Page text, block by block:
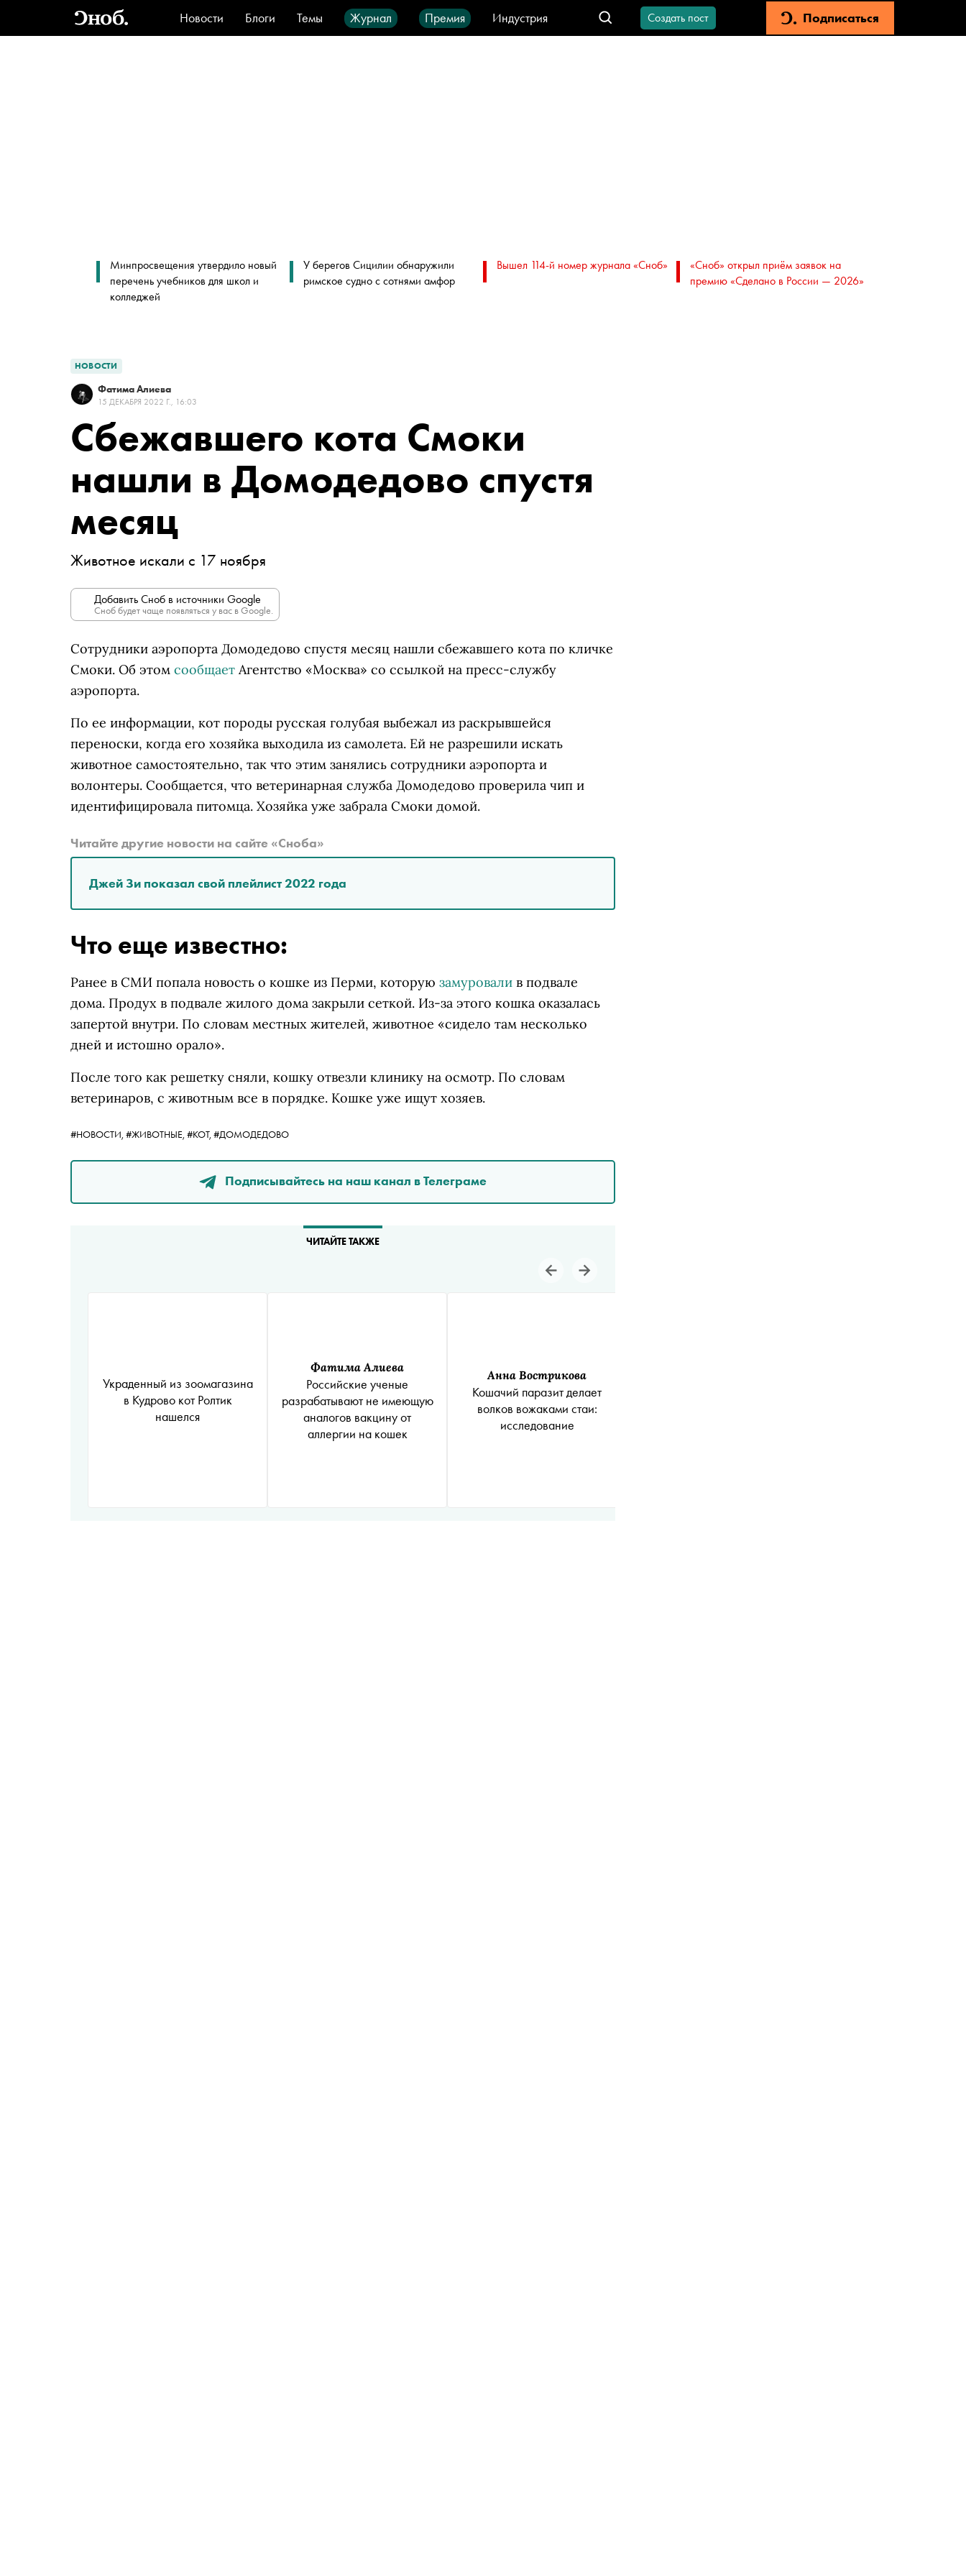
Новости Блоги Темы Журнал Премия
Индустрия
Стиль
Видео Город IT-продукты
Создать пост Подписаться
Минпросвещения утвердило новый
перечень учебников для школ и
колледжей
У берегов Сицилии обнаружили
римское судно с сотнями амфор
Вышел 114-й номер журнала «Сноб»
«Сноб» открыл приём заявок на
премию «Сделано в России — 2026»
НОВОСТИ
Фатима Алиева
15 ДЕКАБРЯ 2022 Г., 16:03
Сбежавшего кота Смоки
нашли в Домодедово спустя
месяц
Животное искали с 17 ноября
Добавить Сноб в источники Google
Сноб будет чаще появляться у вас в Google.
Сотрудники аэропорта Домодедово спустя месяц нашли сбежавшего кота по кличке
Смоки. Об этом сообщает Агентство «Москва» со ссылкой на пресс-службу
аэропорта.
По ее информации, кот породы русская голубая выбежал из раскрывшейся
переноски, когда его хозяйка выходила из самолета. Ей не разрешили искать
животное самостоятельно, так что этим занялись сотрудники аэропорта и
волонтеры. Сообщается, что ветеринарная служба Домодедово проверила чип и
идентифицировала питомца. Хозяйка уже забрала Смоки домой.
Читайте другие новости на сайте «Сноба»
Джей Зи показал свой плейлист 2022 года
Что еще известно:
Ранее в СМИ попала новость о кошке из Перми, которую замуровали в подвале
дома. Продух в подвале жилого дома закрыли сеткой. Из-за этого кошка оказалась
запертой внутри. По словам местных жителей, животное «сидело там несколько
дней и истошно орало».
После того как решетку сняли, кошку отвезли клинику на осмотр. По словам
ветеринаров, с животным все в порядке. Кошке уже ищут хозяев.
#НОВОСТИ, #ЖИВОТНЫЕ, #КОТ, #ДОМОДЕДОВО
Подписывайтесь на наш канал в Телеграме
ЧИТАЙТЕ ТАКЖЕ
Украденный из зоомагазина
в Кудрово кот Ролтик
нашелся
Фатима Алиева
Российские ученые
разрабатывают не имеющую
аналогов вакцину от
аллергии на кошек
Анна Вострикова
Кошачий паразит делает
волков вожаками стаи:
исследование